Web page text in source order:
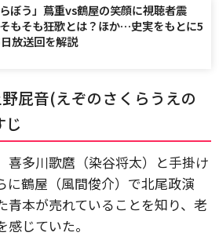
らぼう」蔦重vs鶴屋の笑顔に視聴者震
もそも狂歌とは？ほか…史実をもとに5
放送回を解説
屁音(えぞのさくらうえの
じ
喜多川歌麿（染谷将太）と手掛け
に鶴屋（風間俊介）で北尾政演
青本が売れていることを知り、老
じていた。